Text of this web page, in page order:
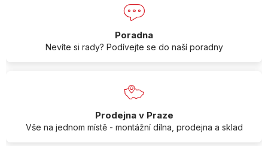
Poradna
Nevíte si rady? Podívejte se do naší poradny
Prodejna v Praze
Vše na jednom místě - montážní dílna, prodejna a sklad